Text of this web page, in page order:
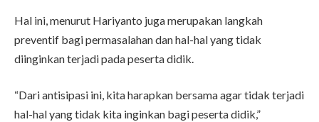
Hal ini, menurut Hariyanto juga merupakan langkah
preventif bagi permasalahan dan hal-hal yang tidak
diinginkan terjadi pada peserta didik.
“Dari antisipasi ini, kita harapkan bersama agar tidak terjadi
hal-hal yang tidak kita inginkan bagi peserta didik,”